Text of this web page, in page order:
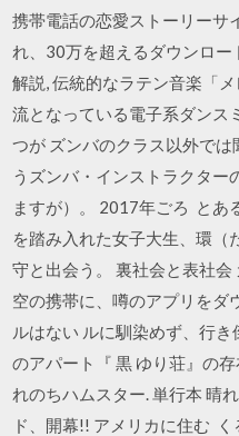
携帯電話の恋愛ストーリーサ
れ、30万を超えるダウンロー
解説, 伝統的なラテン音楽「
流となっている電子系ダンス
つが ズンバのクラス以外で
うズンバ・インストラクター
ますが）。 2017年ごろ とあ
を踏み入れた女子大生、環（
守と出会う。 裏社会と表社
空の携帯に、噂のアプリをダ
ルはない ルに馴染めず、行
のアパート『 黒 ゆり荘』の
れのちハムスター. 単行本 晴
ド、開幕!! アメリカに住む